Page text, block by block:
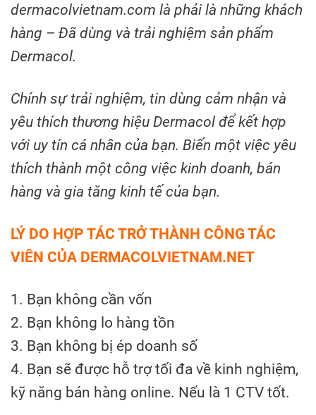
dermacolvietnam.com là phải là những khách
hàng – Đã dùng và trải nghiệm sản phẩm
Dermacol.
Chính sự trải nghiệm, tin dùng cảm nhận và
yêu thích thương hiệu Dermacol để kết hợp
với uy tín cá nhân của bạn. Biến một việc yêu
thích thành một công việc kinh doanh, bán
hàng và gia tăng kinh tế của bạn.
LÝ DO HỢP TÁC TRỞ THÀNH CÔNG TÁC
VIÊN CỦA DERMACOLVIETNAM.NET
1. Bạn không cần vốn
2. Bạn không lo hàng tồn
3. Bạn không bị ép doanh số
4. Bạn sẽ được hỗ trợ tối đa về kinh nghiệm,
kỹ năng bán hàng online. Nếu là 1 CTV tốt.